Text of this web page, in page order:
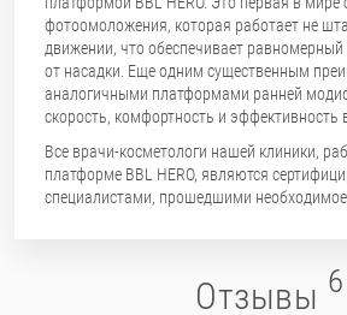
фотоомоложения, которая работает не
движении, что обеспечивает равномерный
от насадки. Еще одним существенным
аналогичными платформами ранней
скорость, комфортность и эффективность
Все врачи-косметологи нашей клиники,
платформе BBL HERO, являются
специалистами, прошедшими необходимое
Отзывы 6